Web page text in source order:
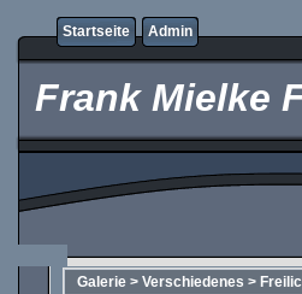
Startseite Admin
Frank Mielke
Galerie > Verschiedenes >